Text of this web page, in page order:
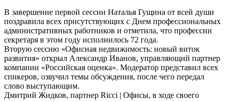
В завершение первой сессии Наталья Гущина от всей души
поздравила всех присутствующих с Днем профессиональных
административных работников и отметила, что профессии
секретаря в этом году исполнилось 72 года.
Вторую сессию «Офисная недвижимость: новый виток
развития» открыл Александр Иванов, управляющий партнер
компании «Российская оценка». Модератор представил всех
спикеров, озвучил темы обсуждения, после чего передал
слово выступающим.
Дмитрий Жидков, партнер Ricci | Офисы, в ходе своего